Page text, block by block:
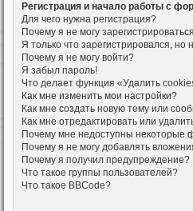
Регистрация и начало работы с
Для чего нужна регистрация?
Почему я не могу
Я только что зарегистрировался, но
Почему я не могу войти?
Я забыл пароль!
Что делает функция «Удалить
Как мне изменить мои настройки?
Как мне создать новую тему или
Как мне отредактировать или
Почему мне недоступны некоторые
Почему я не могу добавлять
Почему я получил предупреждение?
Что такое группы пользователей?
Что такое BBCode?